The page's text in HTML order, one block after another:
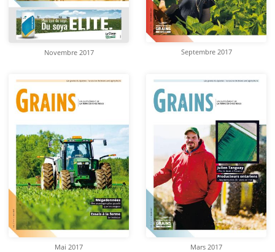
Novembre 2017 Septembre 2017
Mai 2017 Mars 2017